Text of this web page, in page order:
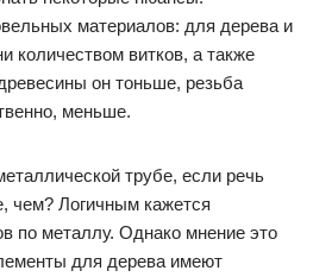
материалов: для дерева и
количеством витков, а также
он тоньше, резьба
меньше.
трубе, если речь
чем? Логичным кажется
по металлу. Однако мнение это
для дерева имеют